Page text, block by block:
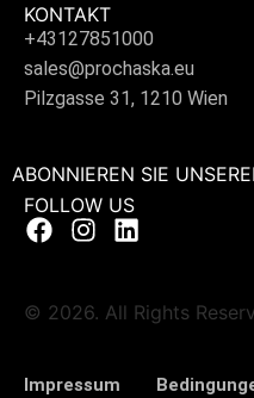
KONTAKT
+43127851000
sales@prochaska.eu
Pilzgasse 31, 1210 Wien
ABONNIEREN SIE
FOLLOW US
© 2026. All Rights
Impressum